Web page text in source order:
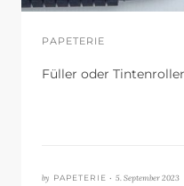
PAPETERIE
Füller oder
by PAPETERIE • 5. September 2023